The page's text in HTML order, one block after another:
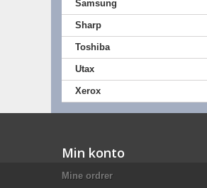
Samsung
Sharp
Toshiba
Utax
Xerox
Min konto
Mine ordrer